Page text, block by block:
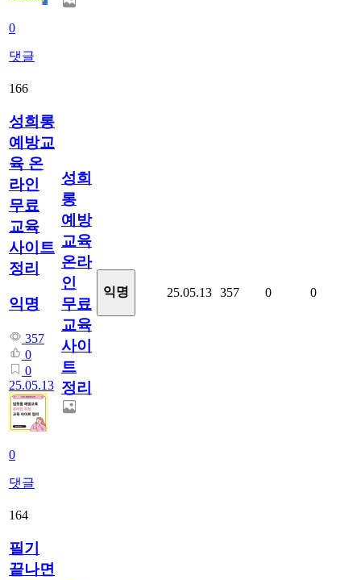
0
댓글
166
성희롱
예방교
육 온
라인
무료
교육
사이트
정리
익명
357
0
0
25.05.13
0
댓글
성희
롱
예방
교육
온라
인
무료
교육
사이
트
정리
익명 25.05.13 357 0 0
164
필기
끝나면